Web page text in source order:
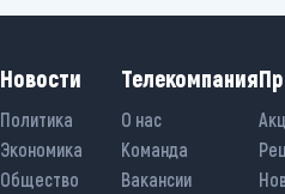
Новости
Политика
Экономика
Общество
Телекомпания
О нас
Команда
Вакансии